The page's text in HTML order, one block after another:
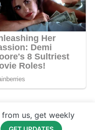
from us, get weekly